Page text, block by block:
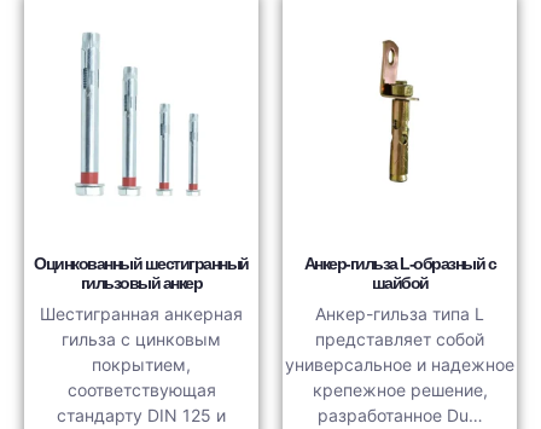
Оцинкованный шестигранный
гильзовый анкер
Шестигранная анкерная
гильза с цинковым
покрытием,
соответствующая
стандарту DIN 125 и
Анкер-гильза L-образный с
шайбой
Анкер-гильза типа L
представляет собой
универсальное и надежное
крепежное решение,
разработанное Du…